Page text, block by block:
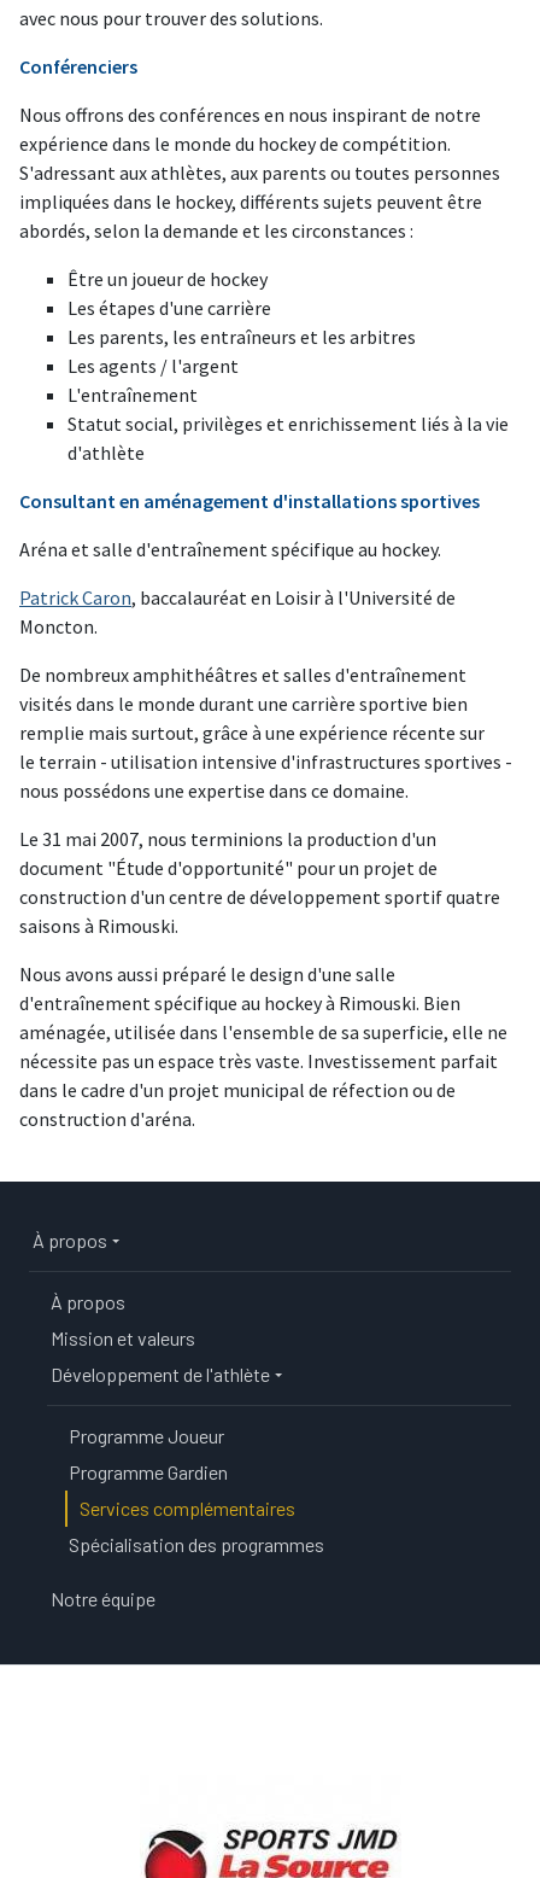
avec nous pour trouver des solutions.
Conférenciers
Nous offrons des conférences en nous inspirant de notre
expérience dans le monde du hockey de compétition.
S'adressant aux athlètes, aux parents ou toutes personnes
impliquées dans le hockey, différents sujets peuvent être
abordés, selon la demande et les circonstances :
Être un joueur de hockey
Les étapes d'une carrière
Les parents, les entraîneurs et les arbitres
Les agents / l'argent
L'entraînement
Statut social, privilèges et enrichissement liés à la vie
d'athlète
Consultant en aménagement d'installations sportives
Aréna et salle d'entraînement spécifique au hockey.
Patrick Caron, baccalauréat en Loisir à l'Université de
Moncton.
De nombreux amphithéâtres et salles d'entraînement
visités dans le monde durant une carrière sportive bien
remplie mais surtout, grâce à une expérience récente sur
le terrain - utilisation intensive d'infrastructures sportives -
nous possédons une expertise dans ce domaine.
Le 31 mai 2007, nous terminions la production d'un
document "Étude d'opportunité" pour un projet de
construction d'un centre de développement sportif quatre
saisons à Rimouski.
Nous avons aussi préparé le design d'une salle
d'entraînement spécifique au hockey à Rimouski. Bien
aménagée, utilisée dans l'ensemble de sa superficie, elle ne
nécessite pas un espace très vaste. Investissement parfait
dans le cadre d'un projet municipal de réfection ou de
construction d'aréna.
À propos
À propos
Mission et valeurs
Développement de l'athlète
Programme Joueur
Programme Gardien
Services complémentaires
Spécialisation des programmes
Notre équipe